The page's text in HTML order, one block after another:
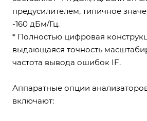
предусилителем, типичное
-160 дБм/Гц.
* Полностью цифровая
выдающаяся точность
частота вывода ошибок IF.
Аппаратные опции
включают: